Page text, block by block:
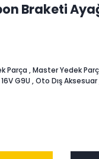
Braketi
Parça ,Master Yedek
G9U ,Oto Dış Aksesuar